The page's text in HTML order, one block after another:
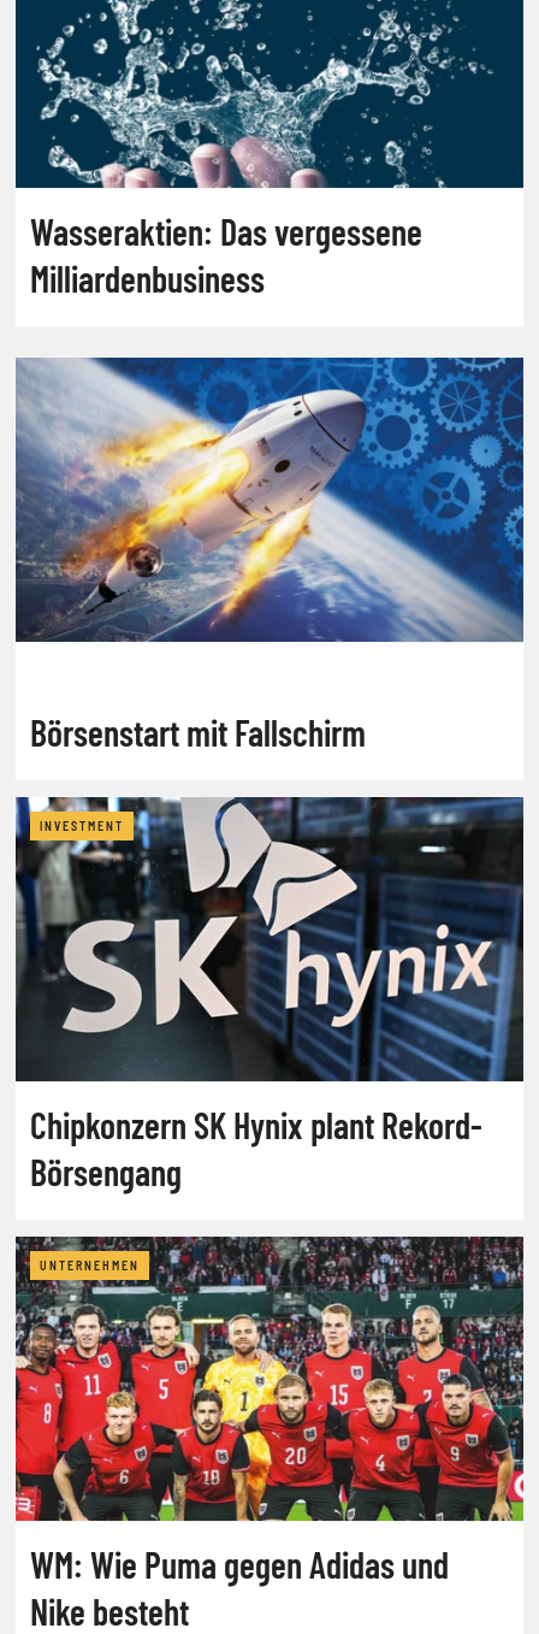
Wasseraktien: Das vergessene
Milliardenbusiness
Börsenstart mit Fallschirm
INVESTMENT
Chipkonzern SK Hynix plant Rekord-
Börsengang
UNTERNEHMEN
WM: Wie Puma gegen Adidas und
Nike besteht